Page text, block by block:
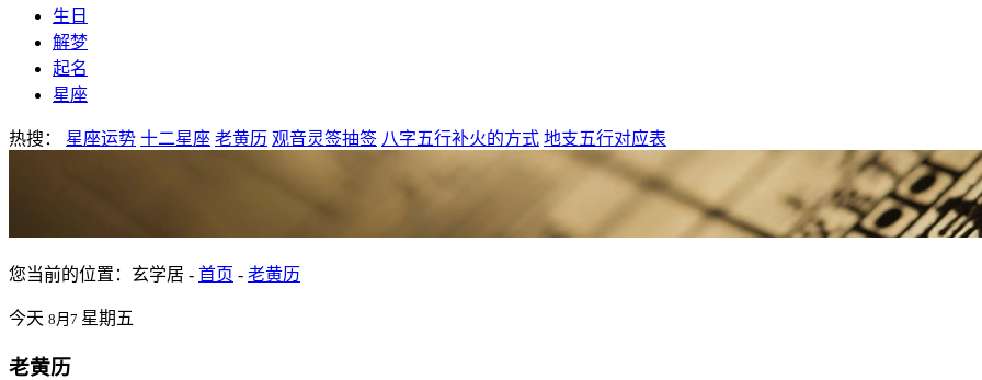
生日
解梦
起名
星座
热搜： 星座运势 十二星座 老黄历 观音灵签抽签 八字五行补火的方式 地支五行对应表
您当前的位置：玄学居 - 首页 - 老黄历
今天 8月7 星期五
老黄历